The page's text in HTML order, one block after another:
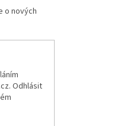
o nových
Odhlásit